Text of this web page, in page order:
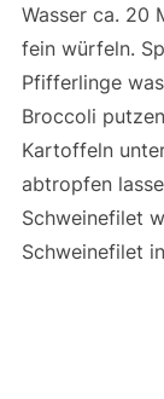
Wasser ca. 20
fein würfeln.
Pfifferlinge
Broccoli
Kartoffeln
abtropfen
Schweinefilet
Schweinefilet